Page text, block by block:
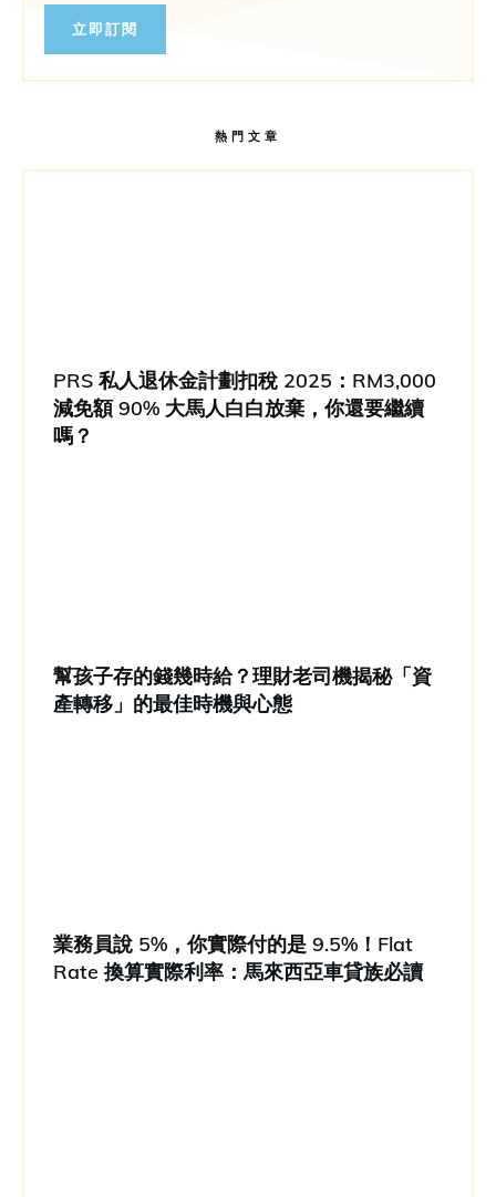
立即訂閱
熱門文章
PRS 私人退休金計劃扣稅 2025：RM3,000
減免額 90% 大馬人白白放棄，你還要繼續
嗎？
幫孩子存的錢幾時給？理財老司機揭秘「資
產轉移」的最佳時機與心態
業務員說 5%，你實際付的是 9.5%！Flat
Rate 換算實際利率：馬來西亞車貸族必讀